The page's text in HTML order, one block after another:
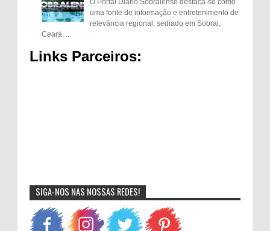
uma fonte de informação e entretenimento de
relevância regional, sediado em Sobral,
Ceará. ...
Links Parceiros:
SIGA-NOS NAS NOSSAS REDES!